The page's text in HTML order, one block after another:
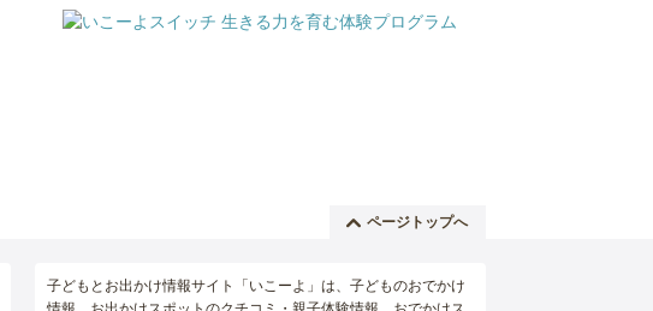
ページトップへ
子どもとお出かけ情報サイト「いこーよ」は、子どものおでかけ